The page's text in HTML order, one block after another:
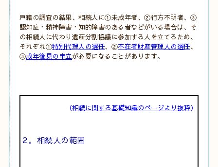
戸籍の調査の結果、相続人に①未成年者、②行方不明者、③
認知症・精神障害・知的障害のある者などがいる場合は、そ
の相続人に代わり遺産分割協議に参加する人を立てるため、
それぞれ①特別代理人の選任、②不在者財産管理人の選任、
③成年後見の申立が必要になることがあります。
（相続に関する基礎知識のページより抜粋）
２．相続人の範囲